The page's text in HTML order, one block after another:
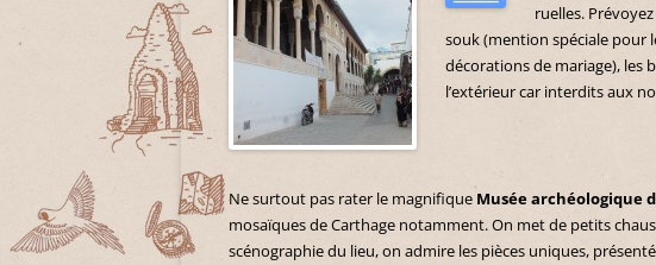
ruelles.
souk (mention spéciale pour
décorations de mariage), les
l’extérieur car interdits aux
Ne surtout pas rater le magnifique Musée archéologique
mosaïques de Carthage notamment. On met de petits
scénographie du lieu, on admire les pièces uniques,